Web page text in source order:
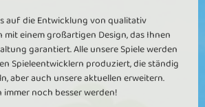
auf die Entwicklung von qualitativ
einem großartigen Design, das Ihnen
garantiert. Alle unsere Spiele werden
Spieleentwicklern produziert, die ständig
aber auch unsere aktuellen erweitern.
immer noch besser werden!